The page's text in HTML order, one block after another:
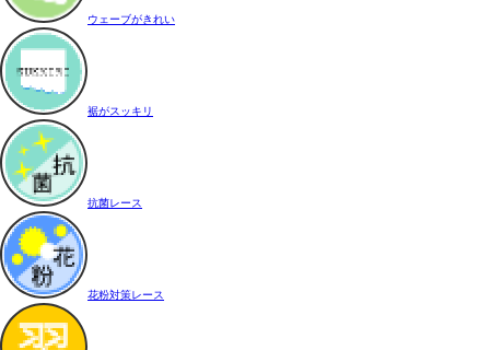
ウェーブがきれい
裾がスッキリ
抗菌レース
花粉対策レース